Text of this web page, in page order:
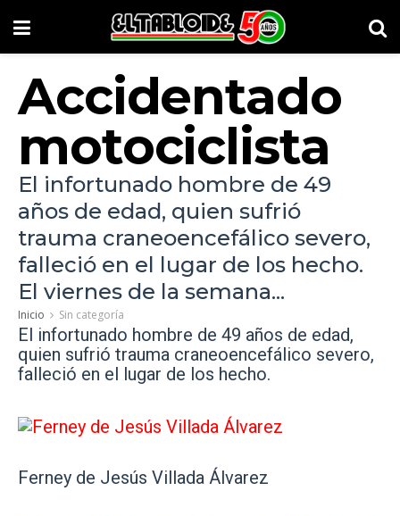
Accidentado
motociclista
El infortunado hombre de 49
años de edad, quien sufrió
trauma craneoencefálico severo,
falleció en el lugar de los hecho.
El viernes de la semana...
Inicio Sin categoría
El infortunado hombre de 49 años de edad,
quien sufrió trauma craneoencefálico severo,
falleció en el lugar de los hecho.
Ferney de Jesús Villada Álvarez